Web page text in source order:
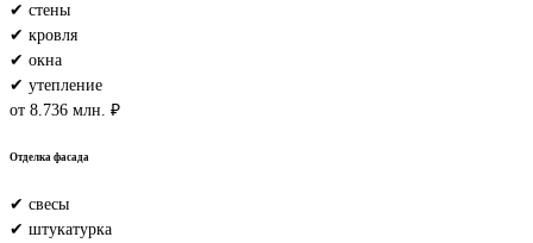
✔ стены
✔ кровля
✔ окна
✔ утепление
от 8.736 млн. ₽
Отделка фасада
✔ свесы
✔ штукатурка